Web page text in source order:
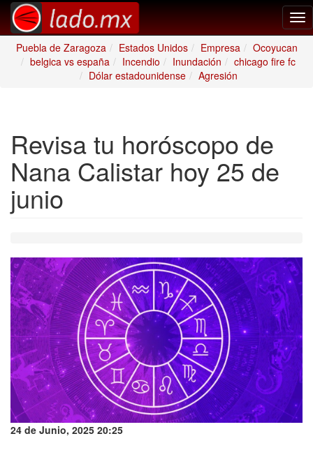
Puebla de Zaragoza
Estados Unidos Empresa
Ocoyucan
belgica vs españa
Incendio Inundación
chicago fire fc
Dólar estadounidense
Agresión
Revisa tu horóscopo de
Nana Calistar hoy 25 de
junio
24 de Junio, 2025 20:25